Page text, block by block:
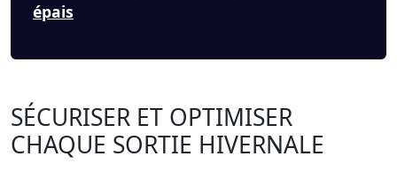
épais
SÉCURISER ET OPTIMISER
CHAQUE SORTIE HIVERNALE